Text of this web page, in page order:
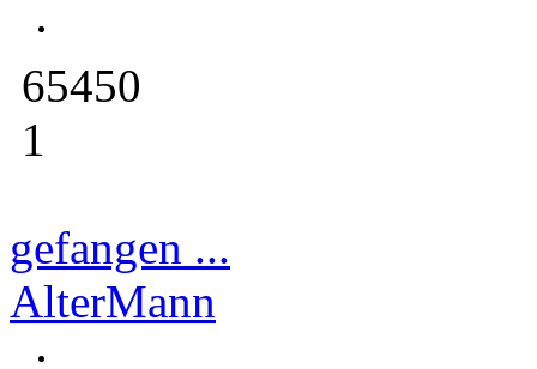
65450
1
gefangen ...
AlterMann